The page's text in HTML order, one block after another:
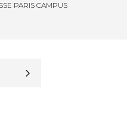
PARIS CAMPUS